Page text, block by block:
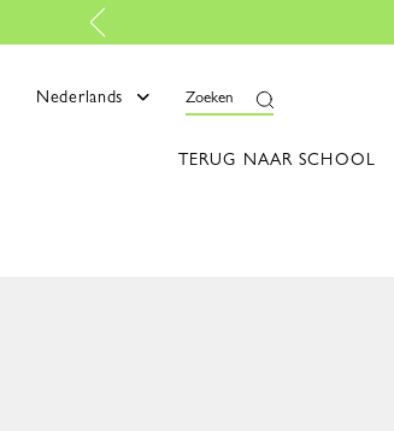
Nederlands Zoeken
TERUG NAAR SCHOOL